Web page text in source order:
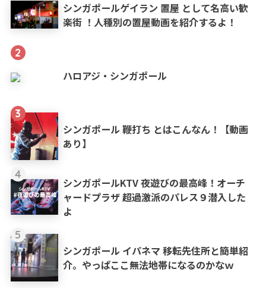
シンガポールゲイラン 置屋 として名高い歓
楽街 ！人種別の置屋動画を紹介するよ！
2
ハロアジ・シンガポール
3
シンガポール 鞭打ち とはこんなん！【動画
あり】
4
シンガポールKTV 夜遊びの最高峰！オーチ
ャードプラザ 超過激派のパレス９潜入した
よ
5
シンガポール イパネマ 移転先住所と簡単紹
介。やっぱここ無法地帯になるのかなｗ